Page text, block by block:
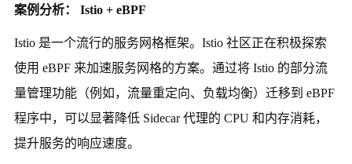
案例分析： Istio + eBPF
Istio 是一个流行的服务网格框架。Istio 社区正在积极探索
使用 eBPF 来加速服务网格的方案。通过将 Istio 的部分流
量管理功能（例如，流量重定向、负载均衡）迁移到 eBPF
程序中，可以显著降低 Sidecar 代理的 CPU 和内存消耗，
提升服务的响应速度。